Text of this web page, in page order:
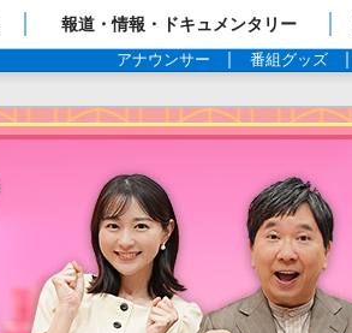
報道・情報・ドキュメンタリー
アナウンサー 番組グッズ